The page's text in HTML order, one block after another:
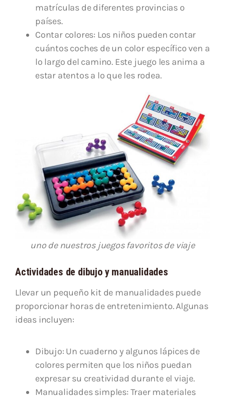
matrículas de diferentes provincias o
países.
Contar colores: Los niños pueden contar
cuántos coches de un color específico ven a
lo largo del camino. Este juego les anima a
estar atentos a lo que les rodea.
uno de nuestros juegos favoritos de viaje
Actividades de dibujo y manualidades
Llevar un pequeño kit de manualidades puede
proporcionar horas de entretenimiento. Algunas
ideas incluyen:
Dibujo: Un cuaderno y algunos lápices de
colores permiten que los niños puedan
expresar su creatividad durante el viaje.
Manualidades simples: Traer materiales